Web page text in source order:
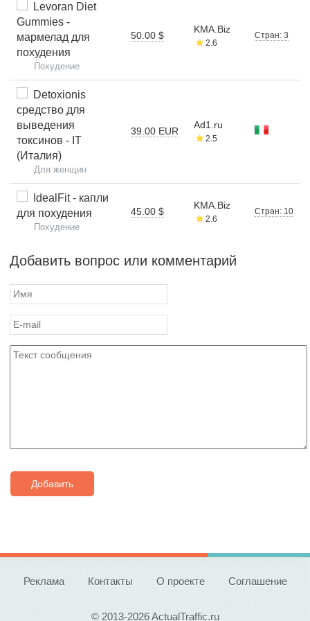
Levoran Diet
Gummies -
мармелад для
похудения
Похудение
50.00 $
KMA.Biz
2.6
Стран: 3
Detoxionis
средство для
выведения
токсинов - IT
(Италия)
Для женщин
39.00 EUR
Ad1.ru
2.5
IdealFit - капли
для похудения
Похудение
45.00 $
KMA.Biz
2.6
Стран: 10
Добавить вопрос или комментарий
Добавить
Реклама Контакты О проекте Соглашение
© 2013-2026 ActualTraffic.ru